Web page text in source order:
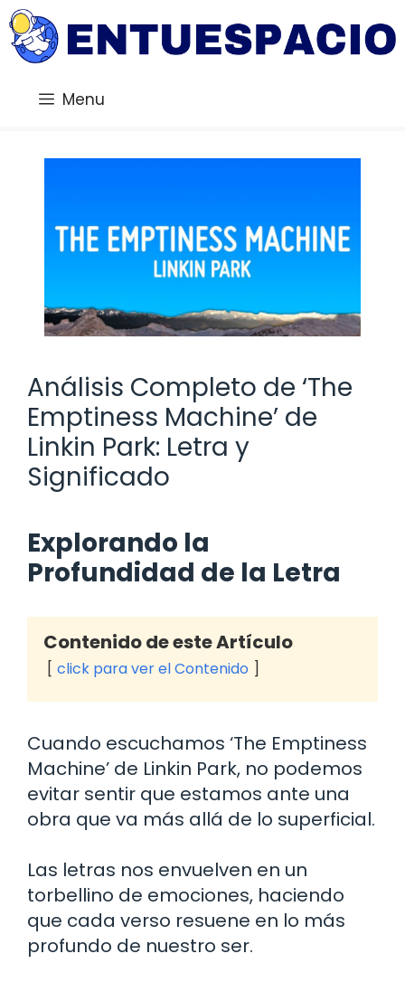
Saltar
al
contenido
Menu
Análisis Completo de ‘The
Emptiness Machine’ de
Linkin Park: Letra y
Significado
Explorando la
Profundidad de la Letra
Contenido de este Artículo
click para ver el Contenido
Cuando escuchamos ‘The Emptiness
Machine’ de Linkin Park, no podemos
evitar sentir que estamos ante una
obra que va más allá de lo superficial.
Las letras nos envuelven en un
torbellino de emociones, haciendo
que cada verso resuene en lo más
profundo de nuestro ser.